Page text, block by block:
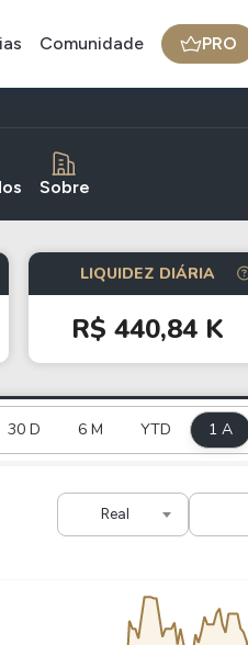
Comunidade PRO
FII
TRXF11
Criptomoedas
Bitcoin
Ethereum
Dogecoin
Solana
Sobre
LIQUIDEZ DIÁRIA
R$ 440,84 K
30 D 6 M YTD 1 A
Real